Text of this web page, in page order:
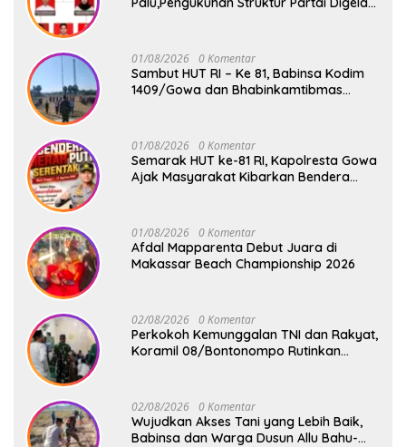
01/08/2026 0 Komentar
Sambut HUT RI – Ke 81, Babinsa Kodim
1409/Gowa dan Bhabinkamtibmas
01/08/2026 0 Komentar
Semarak HUT ke-81 RI, Kapolresta Gowa
Ajak Masyarakat Kibarkan Bendera
01/08/2026 0 Komentar
Afdal Mapparenta Debut Juara di
Makassar Beach Championship 2026
02/08/2026 0 Komentar
Perkokoh Kemunggalan TNI dan Rakyat,
Koramil 08/Bontonompo Rutinkan
02/08/2026 0 Komentar
Wujudkan Akses Tani yang Lebih Baik,
Babinsa dan Warga Dusun Allu Bahu-